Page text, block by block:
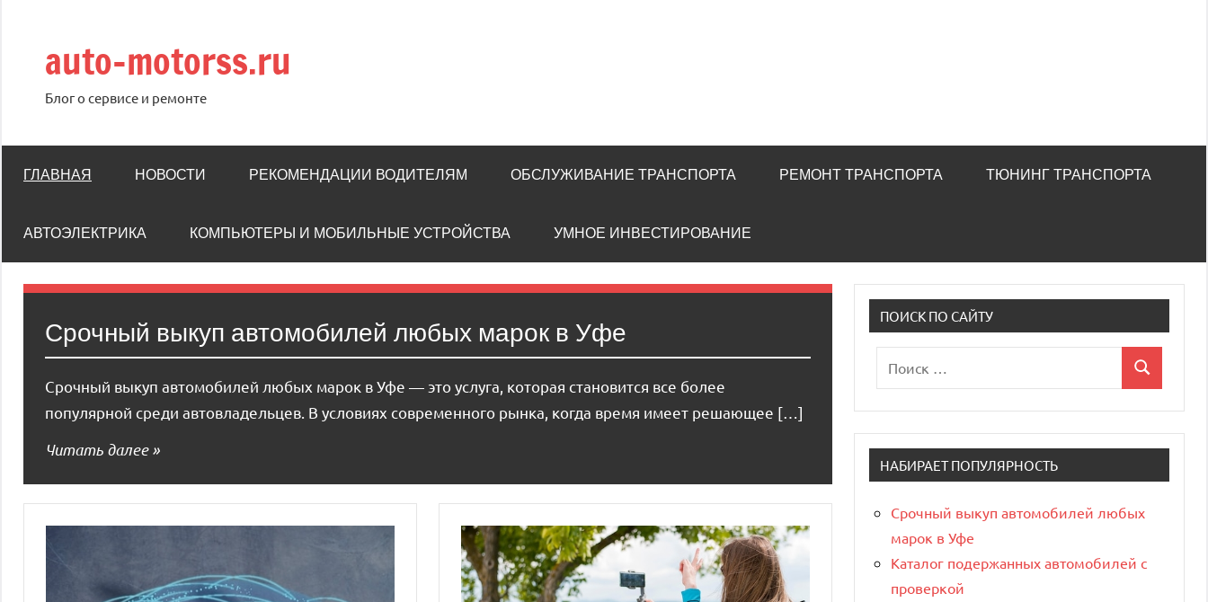
содержимому
auto-motorss.ru
Блог о сервисе и ремонте
ГЛАВНАЯ НОВОСТИ РЕКОМЕНДАЦИИ ВОДИТЕЛЯМ ОБСЛУЖИВАНИЕ ТРАНСПОРТА РЕМОНТ ТРАНСПОРТА ТЮНИНГ ТРАНСПОРТА
АВТОЭЛЕКТРИКА КОМПЬЮТЕРЫ И МОБИЛЬНЫЕ УСТРОЙСТВА УМНОЕ ИНВЕСТИРОВАНИЕ
Срочный выкуп автомобилей любых марок в Уфе
Срочный выкуп автомобилей любых марок в Уфе — это услуга, которая становится все более
популярной среди автовладельцев. В условиях современного рынка, когда время имеет решающее […]
Читать далее
ПОИСК ПО САЙТУ
для:
Поиск
НАБИРАЕТ ПОПУЛЯРНОСТЬ
Срочный выкуп автомобилей любых
марок в Уфе
Каталог подержанных автомобилей с
проверкой